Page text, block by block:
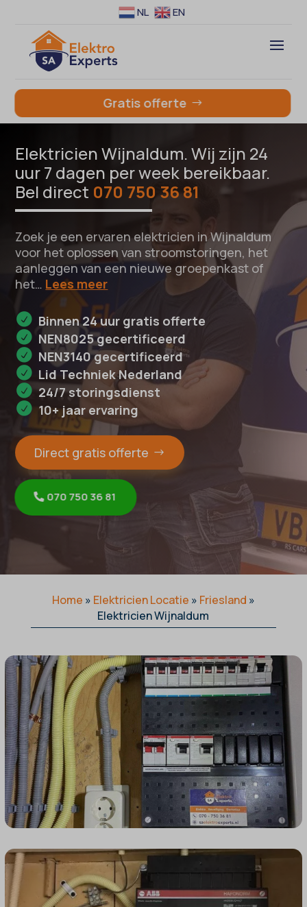
NL EN
Gratis offerte
Elektricien Wijnaldum. Wij zijn 24
uur 7 dagen per week bereikbaar.
Bel direct 070 750 36 81
Zoek je een ervaren elektricien in Wijnaldum
voor het oplossen van stroomstoringen, het
aanleggen van een nieuwe groepenkast of
het… Lees meer
Binnen 24 uur gratis offerte
NEN8025 gecertificeerd
NEN3140 gecertificeerd
Lid Techniek Nederland
24/7 storingsdienst
10+ jaar ervaring
Direct gratis offerte
070 750 36 81
Home » Elektricien Locatie » Friesland »
Elektricien Wijnaldum